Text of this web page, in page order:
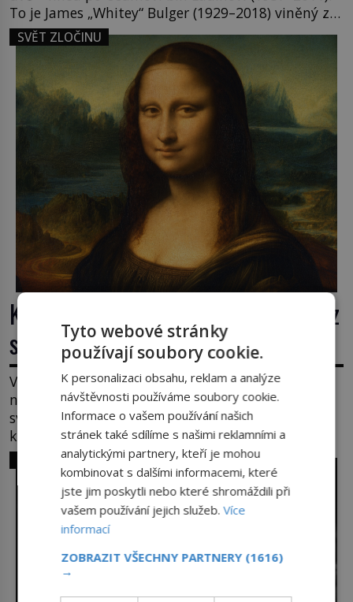
To je James „Whitey“ Bulger (1929–2018) viněný ze
spoluúčasti na 19 vraždách, vydírání a lichvy. A
samozřejmě, krom toho je ještě drogový dealer,
který neváhá odstranit z cesty všechny práskače,
zatímco […]
SVĚT ZLOČINU
Krádež Mony Lisy: Nejslavnější obraz
světa zůstane dva roky nezvěstný
V pondělí 21. srpna 1911 visí v pařížském Louvru
na zdi prázdné háky. Obraz, který dnes zná celý
svět, je pryč. Zpočátku si nikdo nemyslí, že jde o
krádež. Zaměstnanci jsou přesvědčeni, že Mona
Lisa je jen v restaurátorské dílně nebo u fotografa.
Když se ukáže pravda, propukne jeden z největších
honů na zloděje v […]
SVĚT ZLOČINU
Tyto webové stránky
používají soubory cookie.
K personalizaci obsahu, reklam a analýze
návštěvnosti používáme soubory cookie.
Informace o vašem používání našich
stránek také sdílíme s našimi reklamními a
analytickými partnery, kteří je mohou
kombinovat s dalšími informacemi, které
jste jim poskytli nebo které shromáždili při
vašem používání jejich služeb.Více
informací
ZOBRAZIT VŠECHNY PARTNERY (1616)
→